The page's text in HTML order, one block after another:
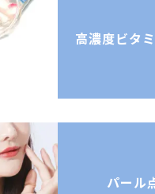
高濃度ビタ
パール